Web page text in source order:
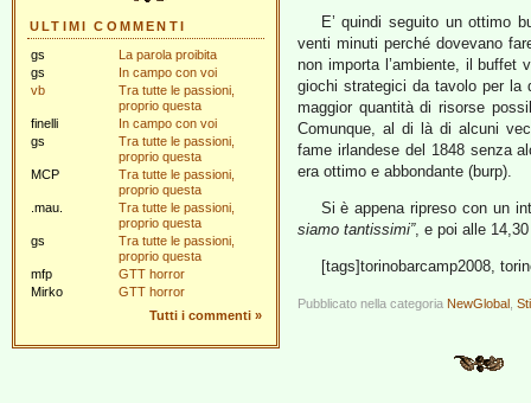
ULTIMI COMMENTI
gs
La parola proibita
gs
In campo con voi
vb
Tra tutte le passioni,
proprio questa
finelli
In campo con voi
gs
Tra tutte le passioni,
proprio questa
MCP
Tra tutte le passioni,
proprio questa
.mau.
Tra tutte le passioni,
proprio questa
gs
Tra tutte le passioni,
proprio questa
mfp
GTT horror
Mirko
GTT horror
Tutti i commenti »
E’ quindi seguito un ottimo
venti minuti perché dovevano
non importa l’ambiente, il buffet
giochi strategici da tavolo per la
maggior quantità di risorse
Comunque, al di là di alcuni
fame irlandese del 1848 senza
era ottimo e abbondante (burp).
Si è appena ripreso con un
siamo tantissimi”, e poi alle
[tags]torinobarcamp2008,
Pubblicato nella categoria NewGlobal